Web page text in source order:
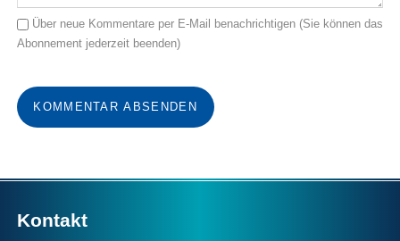
Über neue Kommentare per E-Mail benachrichtigen (Sie können das
Abonnement jederzeit beenden)
KOMMENTAR ABSENDEN
Kontakt